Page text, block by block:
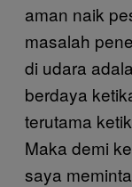
aman naik
masalah
di udara
berdaya
terutama
Maka demi
saya